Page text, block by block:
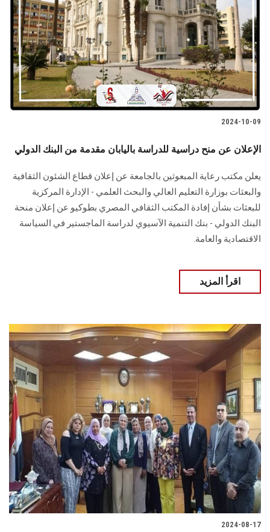
2024-10-09
الإعلان عن منح دراسية للدراسة باليابان مقدمة من البنك الدولي
يعلن مكتب رعاية المبعوثين بالجامعة عن إعلان قطاع الشئون الثقافية
والبعثات بوزارة التعليم العالي والبحث العلمي - الإدارة المركزية
للبعثات بشأن إفادة المكتب الثقافي المصري بطوكيو عن إعلان منحة
البنك الدولي - بنك التنمية الآسيوي لدراسة الماجستير في السياسة
الاقتصادية والعامة.
اقرأ المزيد
2024-08-17